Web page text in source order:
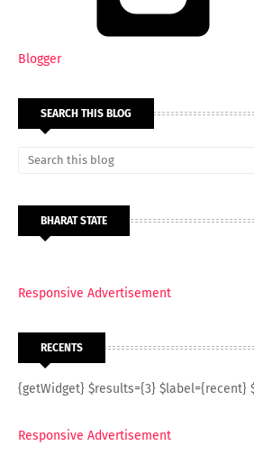
Blogger
SEARCH THIS BLOG
BHARAT STATE
Responsive Advertisement
RECENTS
{getWidget} $results={3} $label={recent}
Responsive Advertisement